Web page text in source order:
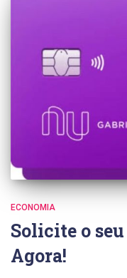
ECONOMIA
Solicite o
Agora!